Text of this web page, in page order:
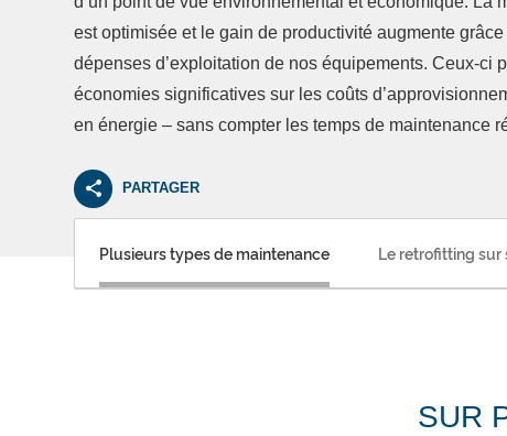
est optimisée et le gain de productivité augmente
dépenses d’exploitation de nos équipements. Ceux-ci
économies significatives sur les coûts
en énergie – sans compter les temps de maintenance
PARTAGER
Plusieurs types de maintenance Le retrofitting sur
SUR